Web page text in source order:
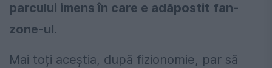
parcului imens în care e adăpostit fan-
zone-ul.
Mai toți aceștia, după fizionomie, par să